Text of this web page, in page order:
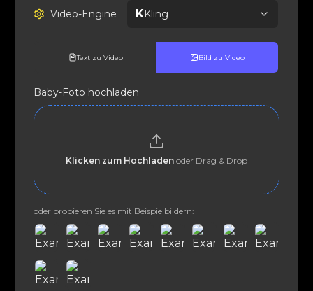
Video-Engine KKling
Text zu Video Bild zu Video
Baby-Foto hochladen
Klicken zum Hochladen oder Drag & Drop
oder probieren Sie es mit Beispielbildern: